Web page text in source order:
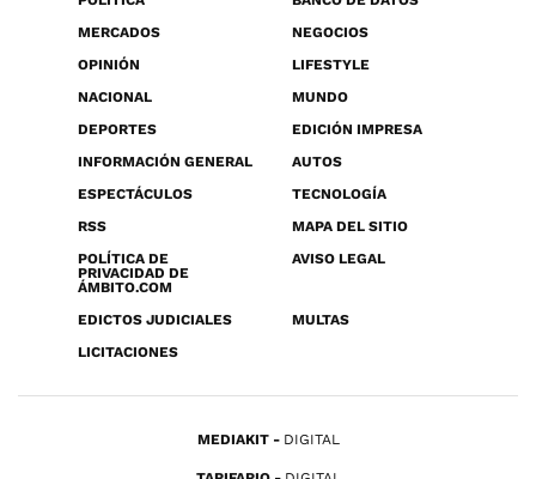
MERCADOS
NEGOCIOS
OPINIÓN
LIFESTYLE
NACIONAL
MUNDO
DEPORTES
EDICIÓN IMPRESA
INFORMACIÓN GENERAL
AUTOS
ESPECTÁCULOS
TECNOLOGÍA
RSS
MAPA DEL SITIO
POLÍTICA DE
PRIVACIDAD DE
ÁMBITO.COM
AVISO LEGAL
EDICTOS JUDICIALES
MULTAS
LICITACIONES
MEDIAKIT DIGITAL